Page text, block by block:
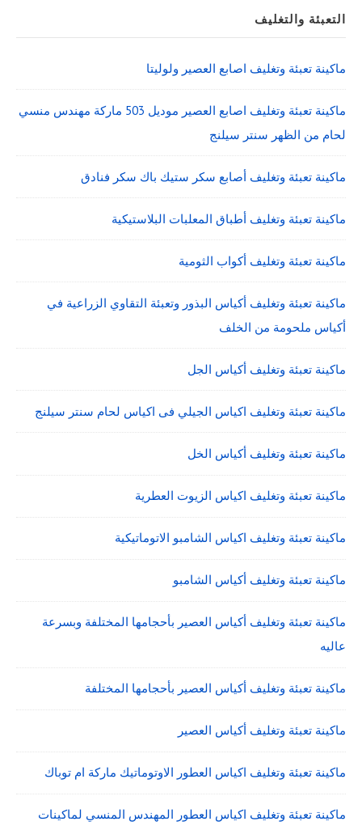
التعبئة والتغليف
ماكينة تعبئة وتغليف اصابع العصير ولوليتا
ماكينة تعبئة وتغليف اصابع العصير موديل 503 ماركة مهندس منسي
لحام من الظهر سنتر سيلنج
ماكينة تعبئة وتغليف أصابع سكر ستيك باك سكر فنادق
ماكينة تعبئة وتغليف أطباق المعلبات البلاستيكية
ماكينة تعبئة وتغليف أكواب الثومية
ماكينة تعبئة وتغليف أكياس البذور وتعبئة التقاوي الزراعية في
أكياس ملحومة من الخلف
ماكينة تعبئة وتغليف أكياس الجل
ماكينة تعبئة وتغليف اكياس الجيلي فى اكياس لحام سنتر سيلنج
ماكينة تعبئة وتغليف أكياس الخل
ماكينة تعبئة وتغليف اكياس الزيوت العطرية
ماكينة تعبئة وتغليف اكياس الشامبو الاتوماتيكية
ماكينة تعبئة وتغليف أكياس الشامبو
ماكينة تعبئة وتغليف أكياس العصير بأحجامها المختلفة وبسرعة
عاليه
ماكينة تعبئة وتغليف أكياس العصير بأحجامها المختلفة
ماكينة تعبئة وتغليف أكياس العصير
ماكينة تعبئة وتغليف اكياس العطور الاوتوماتيك ماركة ام توباك
ماكينة تعبئة وتغليف اكياس العطور المهندس المنسي لماكينات